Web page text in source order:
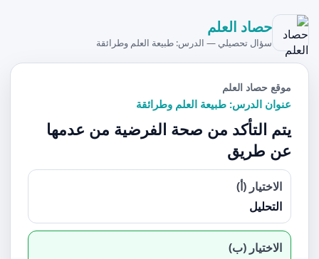
حصاد العلم
سؤال تحصيلي — الدرس: طبيعة العلم وطرائقة
موقع حصاد العلم
عنوان الدرس: طبيعة العلم وطرائقة
يتم التأكد من صحة الفرضية من عدمها
عن طريق
الاختيار (أ)
التحليل
الاختيار (ب)